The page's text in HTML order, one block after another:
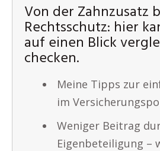
Von der Zahnzusatz
Rechtsschutz: hier
auf einen Blick
checken.
Meine Tipps zur
im
Weniger Beitrag
Eigenbeteiligung –